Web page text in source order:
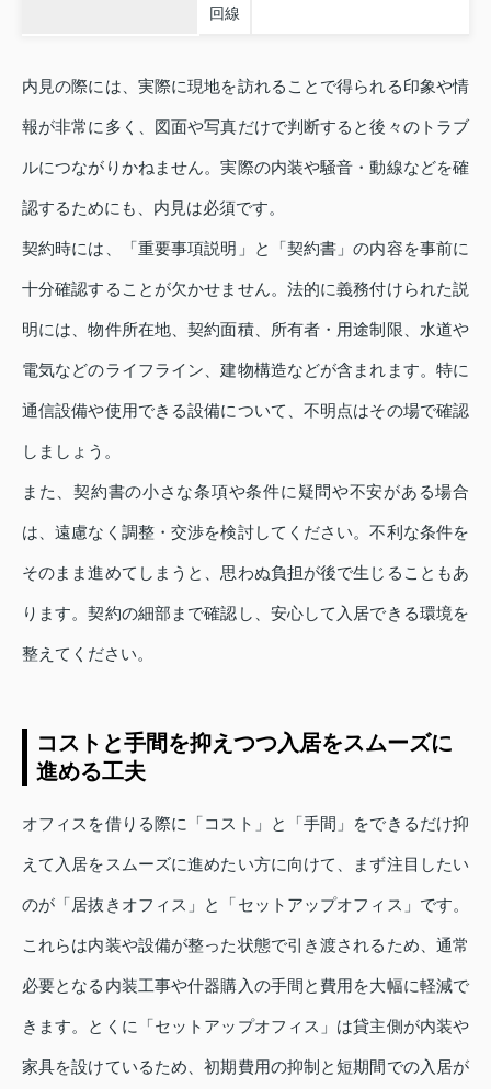
回線
内見の際には、実際に現地を訪れることで得られる印象や情
報が非常に多く、図面や写真だけで判断すると後々のトラブ
ルにつながりかねません。実際の内装や騒音・動線などを確
認するためにも、内見は必須です。
契約時には、「重要事項説明」と「契約書」の内容を事前に
十分確認することが欠かせません。法的に義務付けられた説
明には、物件所在地、契約面積、所有者・用途制限、水道や
電気などのライフライン、建物構造などが含まれます。特に
通信設備や使用できる設備について、不明点はその場で確認
しましょう。
また、契約書の小さな条項や条件に疑問や不安がある場合
は、遠慮なく調整・交渉を検討してください。不利な条件を
そのまま進めてしまうと、思わぬ負担が後で生じることもあ
ります。契約の細部まで確認し、安心して入居できる環境を
整えてください。
コストと手間を抑えつつ入居をスムーズに
進める工夫
オフィスを借りる際に「コスト」と「手間」をできるだけ抑
えて入居をスムーズに進めたい方に向けて、まず注目したい
のが「居抜きオフィス」と「セットアップオフィス」です。
これらは内装や設備が整った状態で引き渡されるため、通常
必要となる内装工事や什器購入の手間と費用を大幅に軽減で
きます。とくに「セットアップオフィス」は貸主側が内装や
家具を設けているため、初期費用の抑制と短期間での入居が